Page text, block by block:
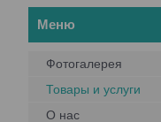
Фотогалерея
Товары и услуги
О нас